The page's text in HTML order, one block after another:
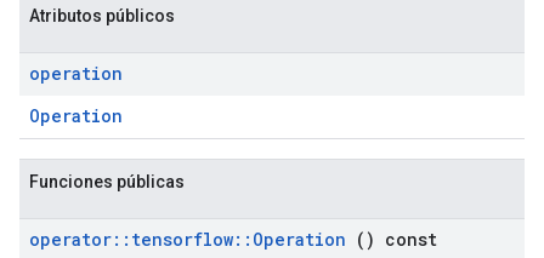
Atributos públicos
operation
Operation
Funciones públicas
operator:: tensorflow:: Operation () const